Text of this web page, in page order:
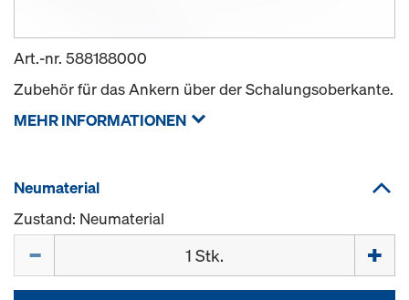
Art.-nr. 588188000
Zubehör für das Ankern über der Schalungsoberkante.
MEHR INFORMATIONEN
Neumaterial
Zustand: Neumaterial